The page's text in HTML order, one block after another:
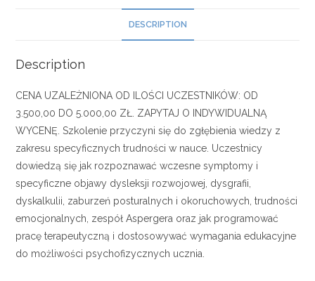
DESCRIPTION
Description
CENA UZALEŻNIONA OD ILOŚCI UCZESTNIKÓW: OD
3.500,00 DO 5.000,00 ZŁ. ZAPYTAJ O INDYWIDUALNĄ
WYCENĘ. Szkolenie przyczyni się do zgłębienia wiedzy z
zakresu specyficznych trudności w nauce. Uczestnicy
dowiedzą się jak rozpoznawać wczesne symptomy i
specyficzne objawy dysleksji rozwojowej, dysgrafii,
dyskalkulii, zaburzeń posturalnych i okoruchowych, trudności
emocjonalnych, zespół Aspergera oraz jak programować
pracę terapeutyczną i dostosowywać wymagania edukacyjne
do możliwości psychofizycznych ucznia.